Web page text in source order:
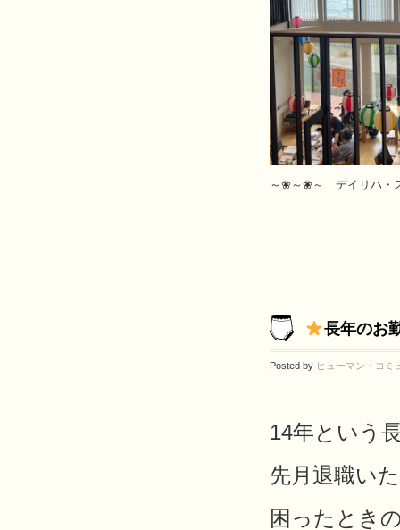
～❀～❀～ デイリハ
長年のお
Posted by ヒューマン・コ
14年という
先月退職い
困ったとき